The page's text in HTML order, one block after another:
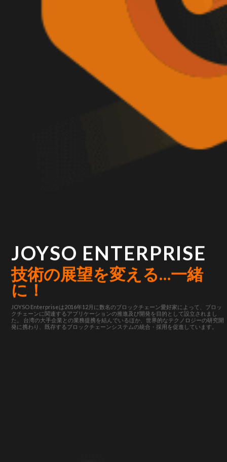
JOYSO ENTERPRISE
技術の展望を変える…一緒
に！
JOYSO Enterpriseは2016年12月に数名のブロックチェーン愛好家によって、ブロッ
クチェーンに関連するアプリケーションの推進及び開発を目的として設立されまし
た。 台湾の大手企業との業務提携を結んでいるほか、世界的なテクノロジーの研究開
発に携わり、既存するブロックチェーンシステムの統合・採用を促進しています。